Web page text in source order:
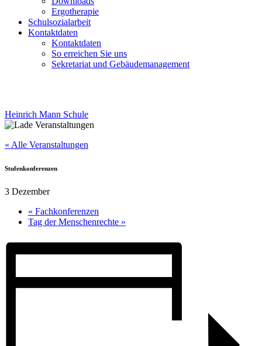
Ergotherapie
Schulsozialarbeit
Kontaktdaten
Kontaktdaten
So erreichen Sie uns
Sekretariat und Gebäudemanagement
Heinrich Mann Schule
« Alle Veranstaltungen
Stufenkonferenzen
3 Dezember
« Fachkonferenzen
Tag der Menschenrechte »